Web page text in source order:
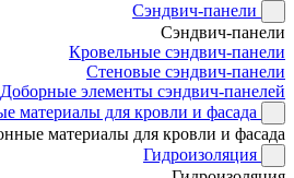
Сэндвич-панели
Сэндвич-панели
Кровельные сэндвич-панели
Стеновые сэндвич-панели
Доборные элементы сэндвич-панелей
материалы для кровли и фасада
материалы для кровли и фасада
Гидроизоляция